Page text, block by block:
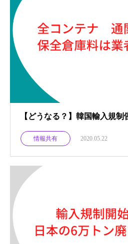
【どうなる？】韓国輸入規制
情報共有 2020.05.22